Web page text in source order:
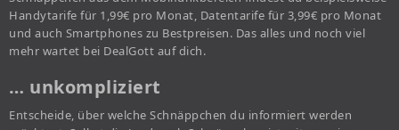
Handytarife für 1,99€ pro Monat, Datentarife für 3,99€ pro Monat
und auch Smartphones zu Bestpreisen. Das alles und noch viel
mehr wartet bei DealGott auf dich.
… unkompliziert
Entscheide, über welche Schnäppchen du informiert werden